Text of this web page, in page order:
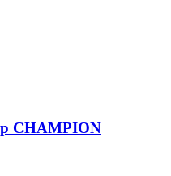
CHAMPION